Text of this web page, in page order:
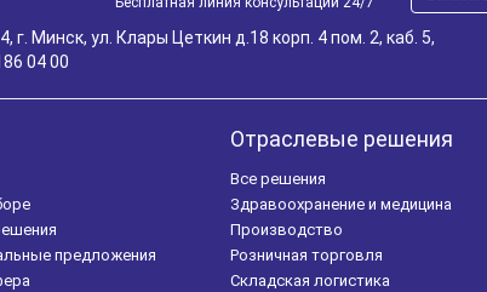
г. Минск, ул. Клары Цеткин д.18 корп. 4 пом. 2, каб. 5,
04 00
предложения
Отраслевые решения
Все решения
Здравоохранение и медицина
Производство
Розничная торговля
Складская логистика